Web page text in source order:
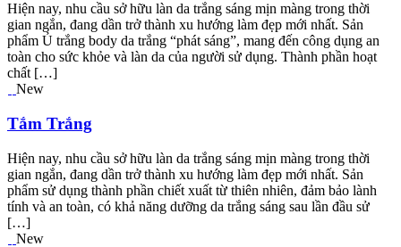
Hiện nay, nhu cầu sở hữu làn da trắng sáng mịn màng trong thời
gian ngắn, đang dần trở thành xu hướng làm đẹp mới nhất. Sản
phẩm Ủ trắng body da trắng “phát sáng”, mang đến công dụng an
toàn cho sức khỏe và làn da của người sử dụng. Thành phần hoạt
chất […]
New
Tắm Trắng
Hiện nay, nhu cầu sở hữu làn da trắng sáng mịn màng trong thời
gian ngắn, đang dần trở thành xu hướng làm đẹp mới nhất. Sản
phẩm sử dụng thành phần chiết xuất từ thiên nhiên, đảm bảo lành
tính và an toàn, có khả năng dưỡng da trắng sáng sau lần đầu sử
[…]
New